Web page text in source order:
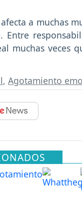
a muchas
muchas veces
, Agotamiento